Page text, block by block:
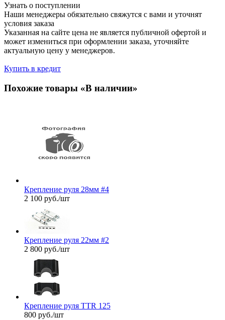
Узнать о поступлении
Наши менеджеры обязательно свяжутся с вами и уточнят
условия заказа
Указанная на сайте цена не является публичной офертой и
может измениться при оформлении заказа, уточняйте
актуальную цену у менеджеров.
Купить в кредит
Похожие товары «В наличии»
Крепление руля 28мм #4
2 100 руб./шт
Крепление руля 22мм #2
2 800 руб./шт
Крепление руля TTR 125
800 руб./шт